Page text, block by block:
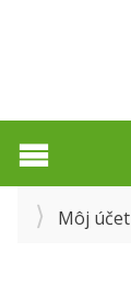
Môj účet